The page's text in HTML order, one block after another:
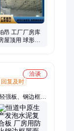
昂 工厂厂房库
屋顶用 球形钢
洽谈
回复及时
强板、钢边框保
型板、膨石板、
楼板、栈桥板、